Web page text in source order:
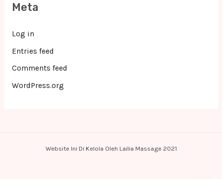
Meta
Log in
Entries feed
Comments feed
WordPress.org
Website Ini Di Kelola Oleh Lailia Massage 2021